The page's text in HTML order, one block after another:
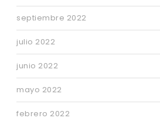
septiembre 2022
julio 2022
junio 2022
mayo 2022
febrero 2022